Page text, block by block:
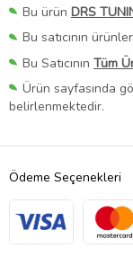
Bu ürün DRS
Bu satıcının
Bu Satıcının Tüm
Ürün sayfasında
belirlenmektedir.
Ödeme Seçenekleri